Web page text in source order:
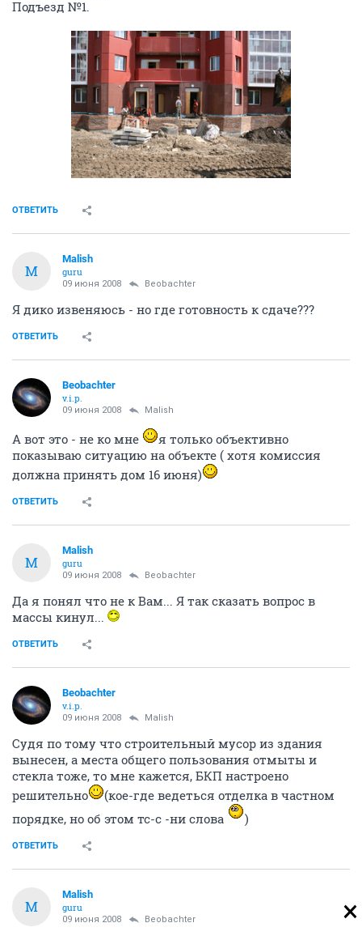
Подъезд №1.
ОТВЕТИТЬ
M
Malish
guru
09 июня 2008 Beobachter
Я дико извеняюсь - но где готовность к сдаче???
ОТВЕТИТЬ
Beobachter
v.i.p.
09 июня 2008 Malish
А вот это - не ко мне
я только объективно
показываю ситуацию на объекте ( хотя комиссия
должна принять дом 16 июня)
ОТВЕТИТЬ
M
Malish
guru
09 июня 2008 Beobachter
Да я понял что не к Вам... Я так сказать вопрос в
массы кинул...
ОТВЕТИТЬ
Beobachter
v.i.p.
09 июня 2008 Malish
Судя по тому что строительный мусор из здания
вынесен, а места общего пользования отмыты и
стекла тоже, то мне кажется, БКП настроено
решительно
(кое-где ведеться отделка в частном
порядке, но об этом тс-с -ни слова
)
ОТВЕТИТЬ
M
Malish
guru
09 июня 2008 Beobachter